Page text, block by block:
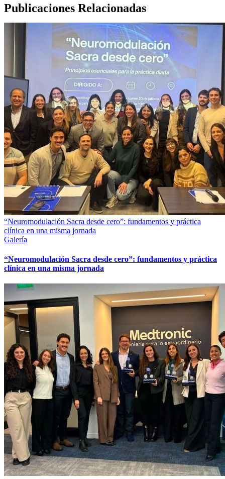
Facebook
Twitter
Reddit
LinkedIn
WhatsApp
Telegram
Tumblr
Pinterest
Vk
Xing
Correo
electrónico
Publicaciones Relacionadas
“Neuromodulación Sacra desde cero”: fundamentos y práctica
clínica en una misma jornada
Galería
“Neuromodulación Sacra desde cero”: fundamentos y práctica
clínica en una misma jornada